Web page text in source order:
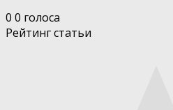
0 0 голоса
Рейтинг статьи